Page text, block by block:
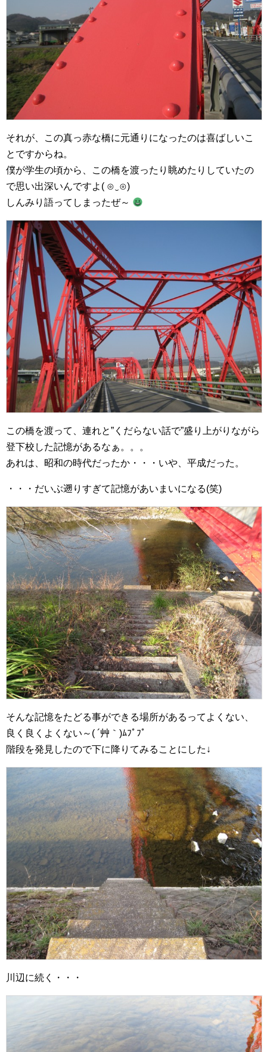
それが、この真っ赤な橋に元通りになったのは喜ばしいこ
とですからね。
僕が学生の頃から、この橋を渡ったり眺めたりしていたの
で思い出深いんですよ( ⊙‿⊙)
しんみり語ってしまったぜ～
この橋を渡って、連れと”くだらない話で”盛り上がりながら
登下校した記憶があるなぁ。。。
あれは、昭和の時代だったか・・・いや、平成だった。
・・・だいぶ遡りすぎて記憶があいまいになる(笑)
そんな記憶をたどる事ができる場所があるってよくない、
良く良くよくない～( ´艸｀)ﾑﾌﾟﾌﾟ
階段を発見したので下に降りてみることにした↓
川辺に続く・・・